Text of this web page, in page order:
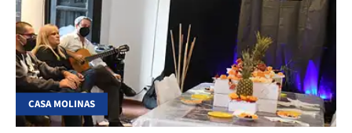
CASA MOLINAS